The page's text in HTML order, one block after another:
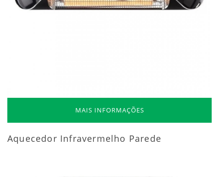
MAIS INFORMAÇÕES
Aquecedor Infravermelho Parede